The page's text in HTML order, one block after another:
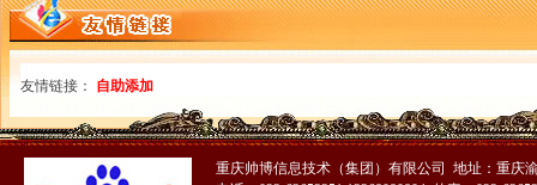
全市工商系统扎实抓好“民心工程”重庆海关注册项目效果显著
长寿局推行“驻点式”重庆海关注册监管确保食品安全
城口局“四条措施”海关报关登记证书加案件核审提高案件质量
沙坪坝局重庆海关注册创新设立25家电子商务行政指导联系点推动电子商务监
彭水县残联配套9万元扶持残疾人创办微型企业
全市海关报关登记证书工商系统2011年1月第一周击侵知识产权和制售冒伪劣商
2011年“3.15”海关报关注册登记证书电视晚会筹备工作进展顺利
友情链接： 自助添加
重庆帅博信息技术（集团）有限公司 地址：重庆